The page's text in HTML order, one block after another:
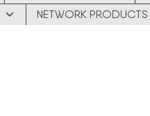
NETWORK PRODUCTS